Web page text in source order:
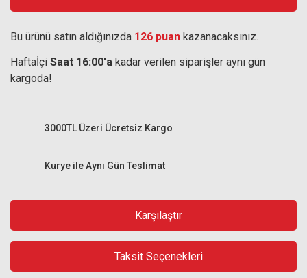
Bu ürünü satın aldığınızda 126 puan kazanacaksınız.
Haftaİçi Saat 16:00'a kadar verilen siparişler aynı gün
kargoda!
Kurye ile Aynı Gün Teslimat
3000TL Üzeri Ücretsiz Kargo
Karşılaştır
Taksit Seçenekleri